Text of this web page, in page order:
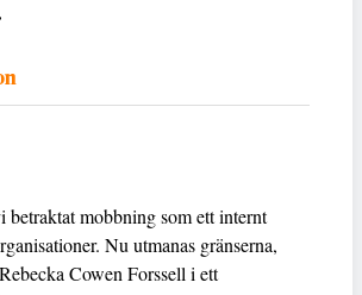
betraktat mobbning som ett internt
Nu utmanas gränserna,
Cowen Forssell i ett